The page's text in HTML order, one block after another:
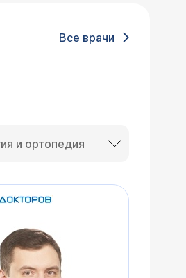
Все врачи
и ортопедия